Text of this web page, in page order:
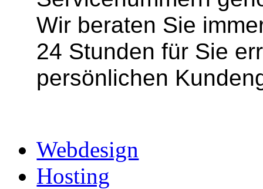
Wir beraten Sie
24 Stunden für Sie
persönlichen
Webdesign
Hosting